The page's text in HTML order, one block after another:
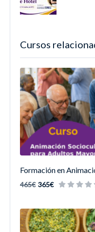
Cursos
Formación en
465€ 365€